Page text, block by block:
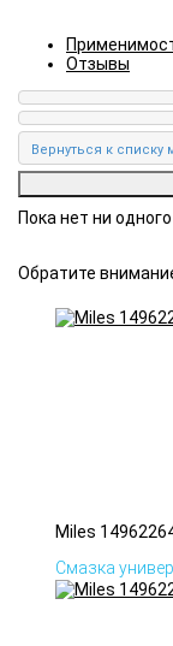
Отзывы
Пока нет ни
Обратите
Miles
Смазка